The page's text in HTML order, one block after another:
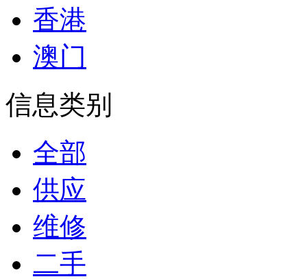
香港
澳门
信息类别
全部
供应
维修
二手